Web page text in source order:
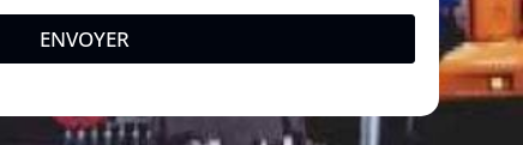
ENVOYER